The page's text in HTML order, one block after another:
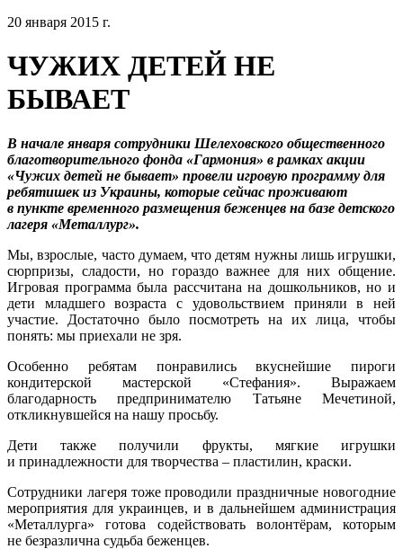
20 января 2015 г.
ЧУЖИХ ДЕТЕЙ НЕ
БЫВАЕТ
В начале января сотрудники Шелеховского общественного
благотворительного фонда «Гармония» в рамках акции
«Чужих детей не бывает» провели игровую программу для
ребятишек из Украины, которые сейчас проживают
в пункте временного размещения беженцев на базе детского
лагеря «Металлург».
Мы, взрослые, часто думаем, что детям нужны лишь игрушки,
сюрпризы, сладости, но гораздо важнее для них общение.
Игровая программа была рассчитана на дошкольников, но и
дети младшего возраста с удовольствием приняли в ней
участие. Достаточно было посмотреть на их лица, чтобы
понять: мы приехали не зря.
Особенно ребятам понравились вкуснейшие пироги
кондитерской мастерской «Стефания». Выражаем
благодарность предпринимателю Татьяне Мечетиной,
откликнувшейся на нашу просьбу.
Дети также получили фрукты, мягкие игрушки
и принадлежности для творчества – пластилин, краски.
Сотрудники лагеря тоже проводили праздничные новогодние
мероприятия для украинцев, и в дальнейшем администрация
«Металлурга» готова содействовать волонтёрам, которым
не безразлична судьба беженцев.